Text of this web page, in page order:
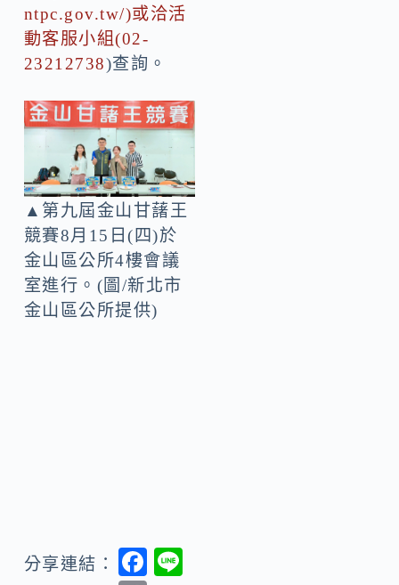
ntpc.gov.tw/)或洽活
動客服小組(02-
23212738)查詢。
▲第九屆金山甘藷王
競賽8月15日(四)於
金山區公所4樓會議
室進行。(圖/新北市
金山區公所提供)
分享連結：
F